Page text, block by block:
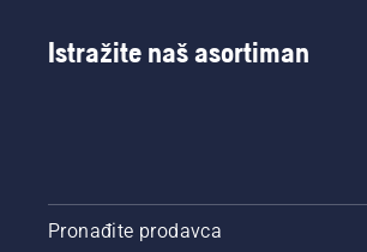
Istražite naš asortiman
Pronađite prodavca